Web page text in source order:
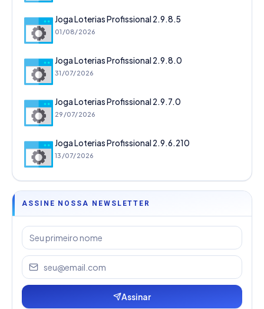
Joga Loterias Profissional 2.9.8.5
01/08/2026
Joga Loterias Profissional 2.9.8.0
31/07/2026
Joga Loterias Profissional 2.9.7.0
29/07/2026
Joga Loterias Profissional 2.9.6.210
13/07/2026
ASSINE NOSSA NEWSLETTER
Assinar